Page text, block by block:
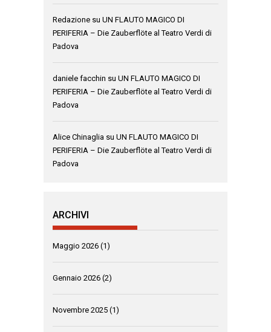
Redazione su UN FLAUTO MAGICO DI
PERIFERIA – Die Zauberflöte al Teatro Verdi di
Padova
daniele facchin su UN FLAUTO MAGICO DI
PERIFERIA – Die Zauberflöte al Teatro Verdi di
Padova
Alice Chinaglia su UN FLAUTO MAGICO DI
PERIFERIA – Die Zauberflöte al Teatro Verdi di
Padova
ARCHIVI
Maggio 2026 (1)
Gennaio 2026 (2)
Novembre 2025 (1)